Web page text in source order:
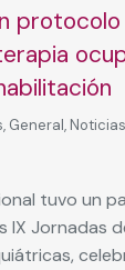
, General, Noticias
tuvo un
IX Jornadas